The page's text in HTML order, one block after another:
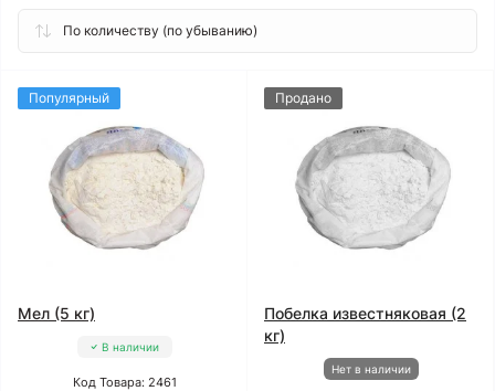
Популярный
Мел (5 кг)
В наличии
Код Товара: 2461
Продано
Побелка известняковая (2
кг)
Нет в наличии